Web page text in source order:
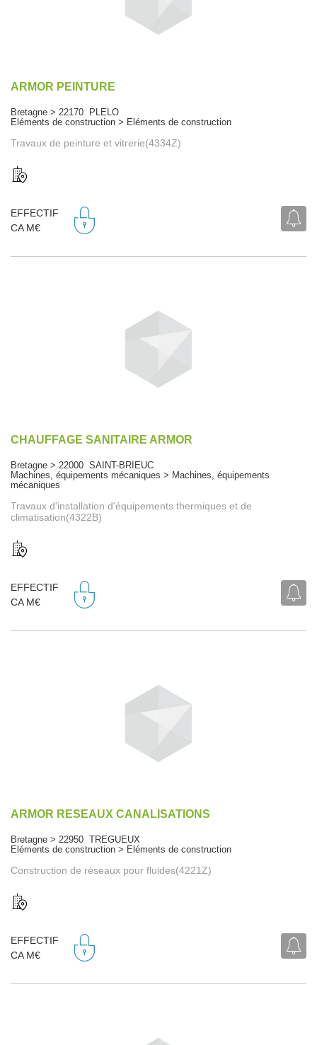
ARMOR PEINTURE
Bretagne > 22170 PLELO
Eléments de construction > Eléments de construction
Travaux de peinture et vitrerie(4334Z)
EFFECTIF
CA M€
CHAUFFAGE SANITAIRE ARMOR
Bretagne > 22000 SAINT-BRIEUC
Machines, équipements mécaniques > Machines, équipements
mécaniques
Travaux d'installation d'équipements thermiques et de
climatisation(4322B)
EFFECTIF
CA M€
ARMOR RESEAUX CANALISATIONS
Bretagne > 22950 TREGUEUX
Eléments de construction > Eléments de construction
Construction de réseaux pour fluides(4221Z)
EFFECTIF
CA M€